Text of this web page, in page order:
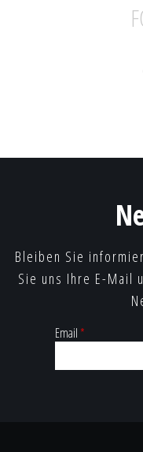
Bleiben Sie
Sie uns Ihre E-Mail
Email*